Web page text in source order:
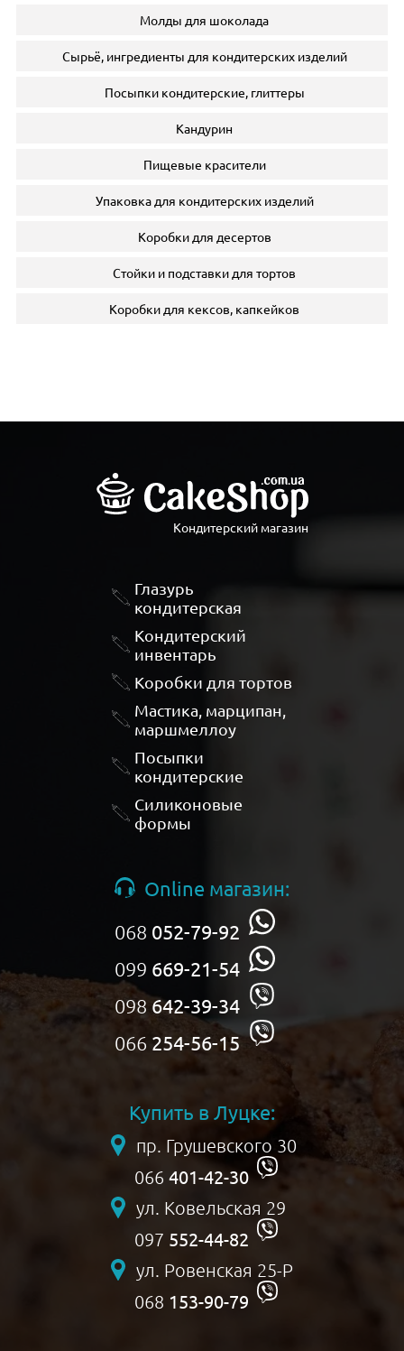
Молды для шоколада
Сырьё, ингредиенты для кондитерских изделий
Посыпки кондитерские, глиттеры
Кандурин
Пищевые красители
Упаковка для кондитерских изделий
Коробки для десертов
Стойки и подставки для тортов
Коробки для кексов, капкейков
Кондитерский магазин
Глазурь
кондитерская
Кондитерский
инвентарь
Коробки для тортов
Мастика, марципан,
маршмеллоу
Посыпки
кондитерские
Силиконовые
формы
Online магазин:
068 052-79-92
099 669-21-54
098 642-39-34
066 254-56-15
Купить в Луцке:
пр. Грушевского 30
066 401-42-30
ул. Ковельская 29
097 552-44-82
ул. Ровенская 25-Р
068 153-90-79